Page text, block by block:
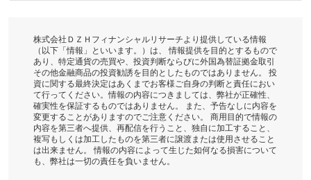
株式会社ＤＺＨフィナンシャルリサーチより提供している情報
（以下「情報」といいます。）は、 情報提供を目的とするもので
あり、特定通貨の売買や、投資判断ならびに外国為替証拠金取引
その他金融商品の投資勧誘を目的としたものではありません。 投
資に関する最終決定はあくまでお客様ご自身の判断と責任におい
て行ってください。情報の内容につきましては、弊社が正確性、
確実性を保証するものではありません。 また、予告なしに内容を
変更することがありますのでご注意ください。 商用目的で情報の
内容を第三者へ提供、再配信を行うこと、独自に加工すること、
複写もしくは加工したものを第三者に譲渡または使用させること
は出来ません。 情報の内容によって生じた如何なる損害について
も、弊社は一切の責任を負いません。